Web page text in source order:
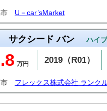
U－car’sMarket
サクシード バン ハイ
万円 2019（R01）
フレックス株式会社 ランク